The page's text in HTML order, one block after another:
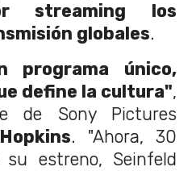
streaming los
globales.
programa único,
define la cultura",
de Sony Pictures
. "Ahora, 30
estreno, Seinfeld